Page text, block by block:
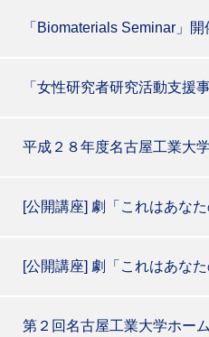
「Biomaterials Seminar」開
「女性研究者研究活動支援
平成２８年度名古屋工業大
[公開講座] 劇「これはあな
[公開講座] 劇「これはあな
第２回名古屋工業大学ホー